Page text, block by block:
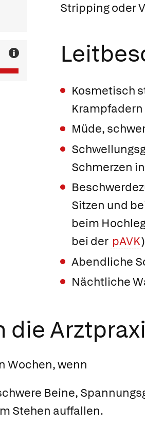
Stripping oder
Kosmetisch
Krampfadern
Müde,
Schmerzen
Sitzen und
beim
bei der pAVK)
Abendliche
Nächtliche
die
Wochen, wenn
Beine,
Stehen auffallen.